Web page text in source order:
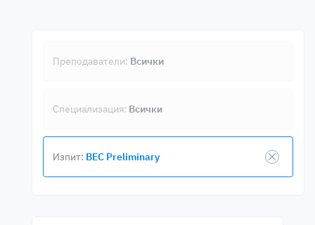
Преподаватели: Всички
Специализация: Всички
Изпит: BEC Preliminary